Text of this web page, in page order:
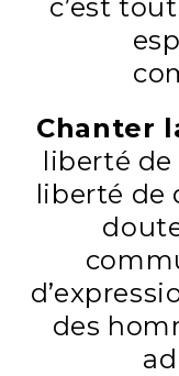
c’est
Chanter
liberté de
liberté de
des